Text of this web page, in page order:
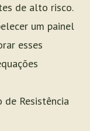
de alto risco.
um painel
esses
Resistência